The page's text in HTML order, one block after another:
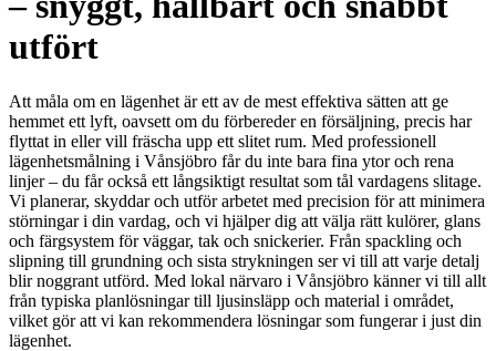
utfört
Att måla om en lägenhet är ett av de mest effektiva sätten att ge
hemmet ett lyft, oavsett om du förbereder en försäljning, precis har
flyttat in eller vill fräscha upp ett slitet rum. Med professionell
lägenhetsmålning i Vånsjöbro får du inte bara fina ytor och rena
linjer – du får också ett långsiktigt resultat som tål vardagens slitage.
Vi planerar, skyddar och utför arbetet med precision för att minimera
störningar i din vardag, och vi hjälper dig att välja rätt kulörer, glans
och färgsystem för väggar, tak och snickerier. Från spackling och
slipning till grundning och sista strykningen ser vi till att varje detalj
blir noggrant utförd. Med lokal närvaro i Vånsjöbro känner vi till allt
från typiska planlösningar till ljusinsläpp och material i området,
vilket gör att vi kan rekommendera lösningar som fungerar i just din
lägenhet.